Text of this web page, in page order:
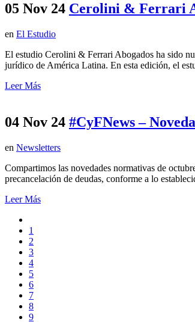
05 Nov 24 Cerolini & Ferrari
en El Estudio
El estudio Cerolini & Ferrari Abogados ha sido
jurídico de América Latina. En esta edición, el
Leer Más
04 Nov 24 #CyFNews –
en Newsletters
Compartimos las novedades normativas de
precancelación de deudas, conforme a lo
Leer Más
1
2
3
4
5
6
7
8
9